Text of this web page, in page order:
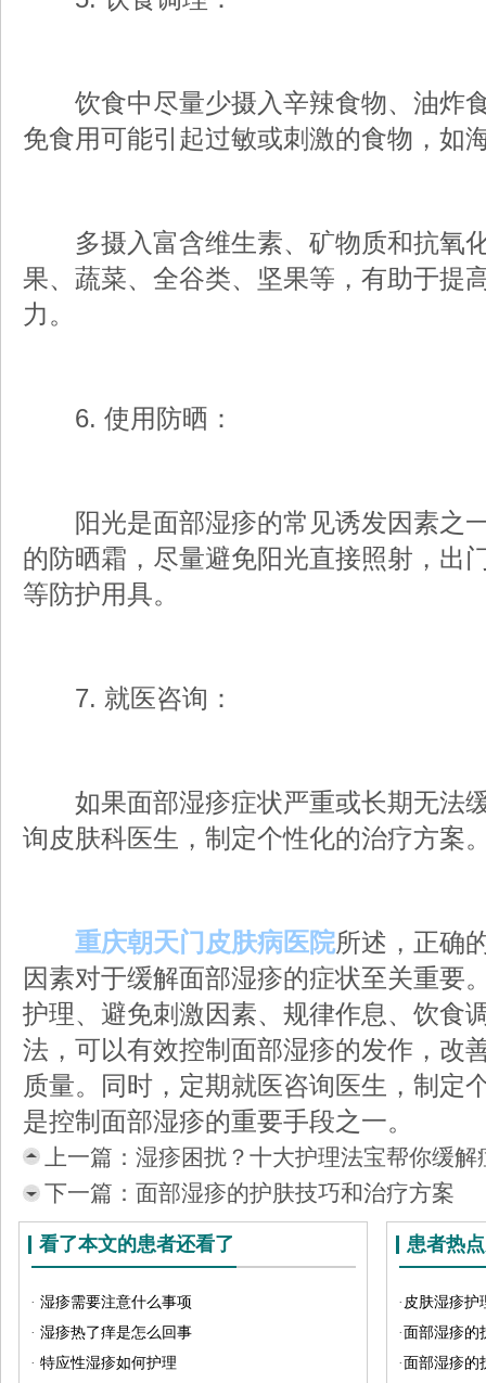
饮食中尽量少摄入辛辣食物、油炸
免食用可能引起过敏或刺激的食物，如
多摄入富含维生素、矿物质和抗氧
果、蔬菜、全谷类、坚果等，有助于提
力。
6. 使用防晒：
阳光是面部湿疹的常见诱发因素之
的防晒霜，尽量避免阳光直接照射，出
等防护用具。
7. 就医咨询：
如果面部湿疹症状严重或长期无法
询皮肤科医生，制定个性化的治疗方案
重庆朝天门皮肤病医院所述，正确
因素对于缓解面部湿疹的症状至关重要
护理、避免刺激因素、规律作息、饮食
法，可以有效控制面部湿疹的发作，改
质量。同时，定期就医咨询医生，制定
是控制面部湿疹的重要手段之一。
上一篇： 湿疹困扰？十大护理法宝帮你缓解
下一篇： 面部湿疹的护肤技巧和治疗方案
看了本文的患者还看了
· 湿疹需要注意什么事项
· 湿疹热了痒是怎么回事
· 特应性湿疹如何护理
患者热
· 皮肤湿疹护
· 面部湿疹的
· 面部湿疹的